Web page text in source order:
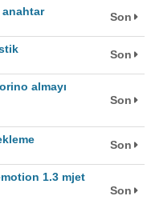
anahtar Son
Son
almayı
Son
Son
1.3 mjet
Son